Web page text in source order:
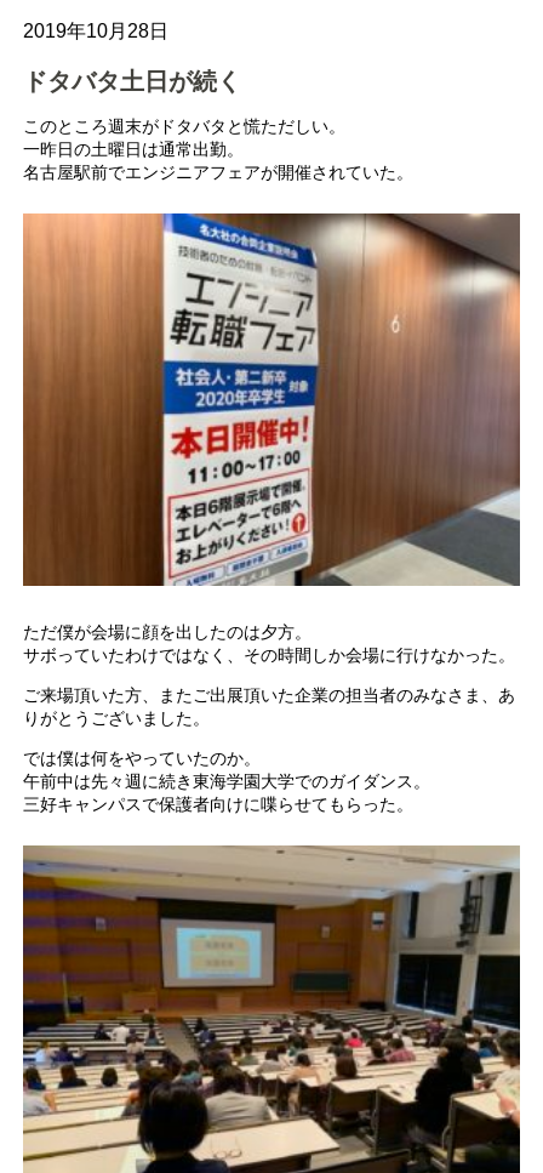
2019年10月28日
ドタバタ土日が続く
このところ週末がドタバタと慌ただしい。
一昨日の土曜日は通常出勤。
名古屋駅前でエンジニアフェアが開催されていた。
ただ僕が会場に顔を出したのは夕方。
サボっていたわけではなく、その時間しか会場に行けなかった。
ご来場頂いた方、またご出展頂いた企業の担当者のみなさま、あ
りがとうございました。
では僕は何をやっていたのか。
午前中は先々週に続き東海学園大学でのガイダンス。
三好キャンパスで保護者向けに喋らせてもらった。